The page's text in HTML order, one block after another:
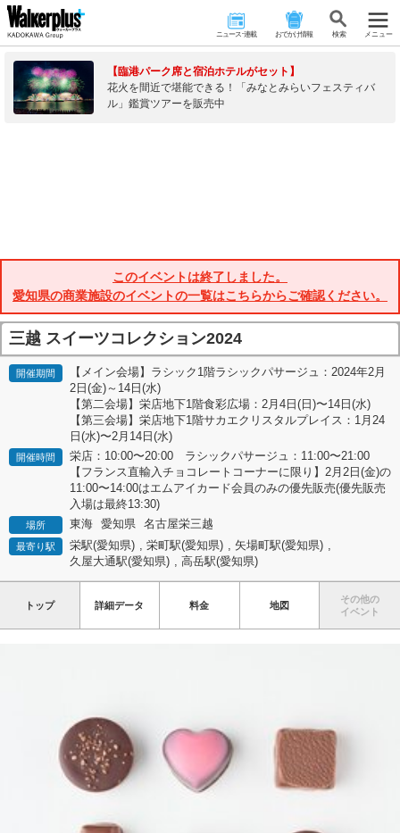
ニュース･連載 おでかけ情報 検 索 メニュー
【臨港パーク席と宿泊ホテルがセット】
花火を間近で堪能できる！「みなとみらいフェスティバ
ル」鑑賞ツアーを販売中
このイベントは終了しました。
愛知県の商業施設のイベントの一覧はこちらからご確認ください。
三越 スイーツコレクション2024
開催期間
【メイン会場】ラシック1階ラシックパサージュ：2024年2月
2日(金)～14日(水)
【第二会場】栄店地下1階食彩広場：2月4日(日)〜14日(水)
【第三会場】栄店地下1階サカエクリスタルプレイス：1月24
日(水)〜2月14日(水)
開催時間
栄店：10:00〜20:00 ラシックパサージュ：11:00〜21:00
【フランス直輸入チョコレートコーナーに限り】2月2日(金)の
11:00〜14:00はエムアイカード会員のみの優先販売(優先販売
入場は最終13:30)
場所 東海 愛知県 名古屋栄三越
最寄り駅 栄駅(愛知県) , 栄町駅(愛知県) , 矢場町駅(愛知県) ,
久屋大通駅(愛知県) , 高岳駅(愛知県)
トップ 詳細データ 料金 地図
その他の
イベント